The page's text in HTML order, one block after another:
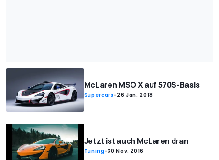
McLaren MSO X auf 570S-Basis
Supercars-26 Jan. 2018
Jetzt ist auch McLaren dran
Tuning-30 Nov. 2016